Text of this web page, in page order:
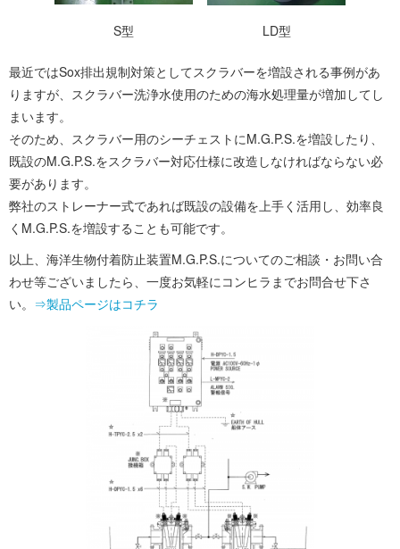
S型 LD型
最近ではSox排出規制対策としてスクラバーを増設される事例があ
りますが、スクラバー洗浄水使用のための海水処理量が増加してし
まいます。
そのため、スクラバー用のシーチェストにM.G.P.S.を増設したり、
既設のM.G.P.S.をスクラバー対応仕様に改造しなければならない必
要があります。
弊社のストレーナー式であれば既設の設備を上手く活用し、効率良
くM.G.P.S.を増設することも可能です。
以上、海洋生物付着防止装置M.G.P.S.についてのご相談・お問い合
わせ等ございましたら、一度お気軽にコンヒラまでお問合せ下さ
い。 ⇒製品ページはコチラ